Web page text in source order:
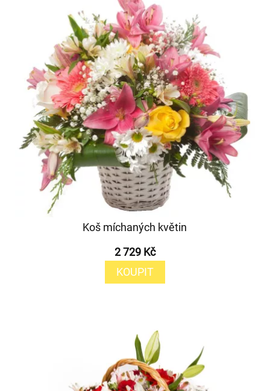
Koš míchaných květin
2 729 Kč
KOUPIT